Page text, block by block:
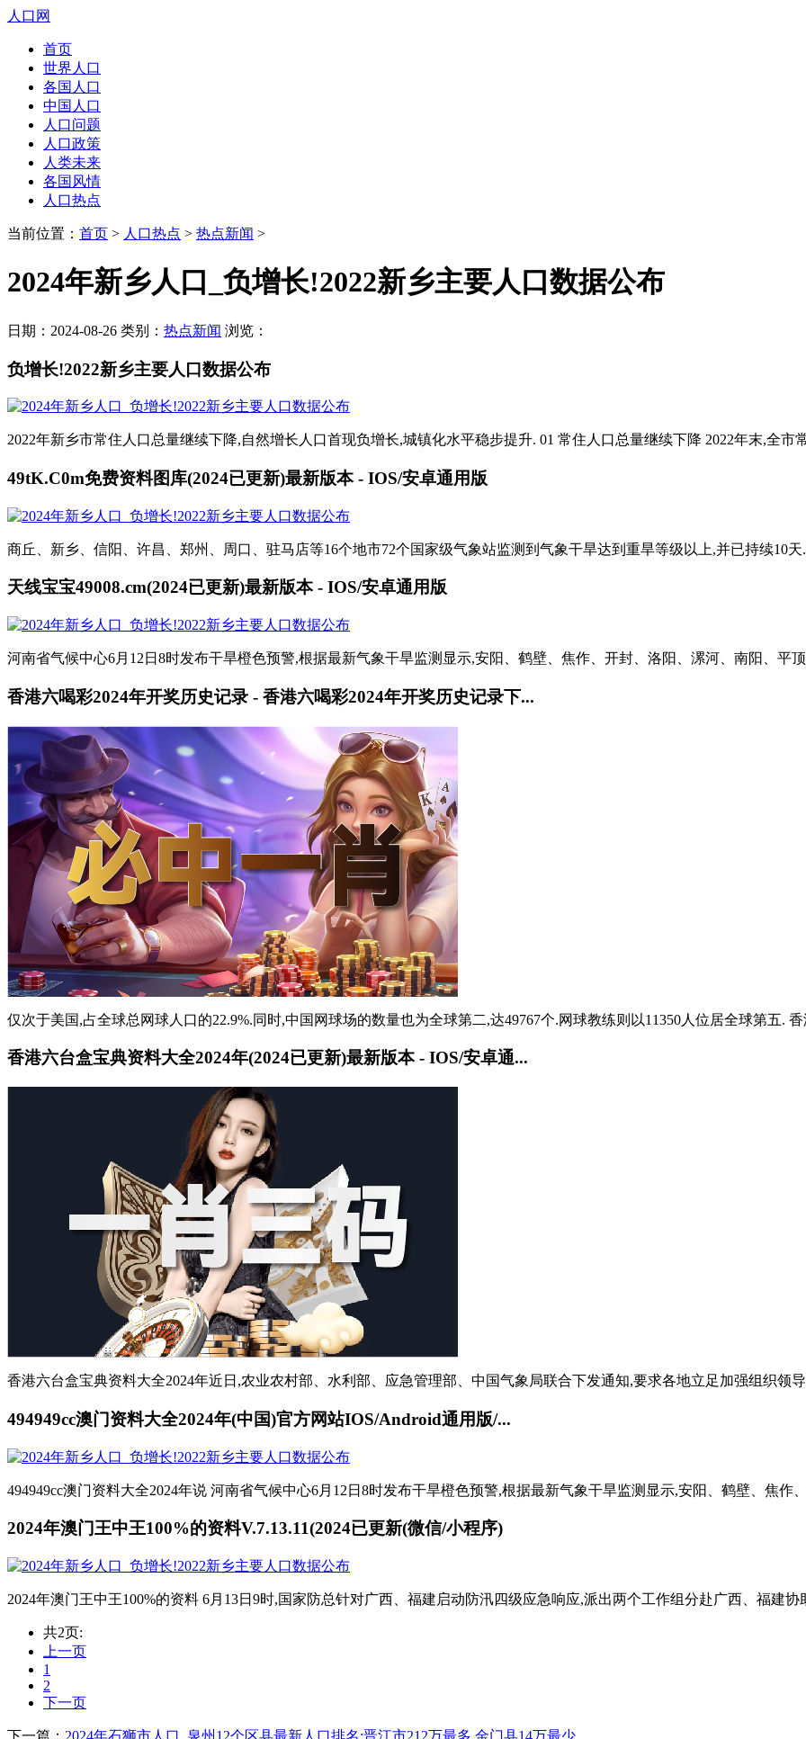
人口网
首页
世界人口
各国人口
中国人口
人口问题
人口政策
人类未来
各国风情
人口热点
当前位置： 首页 > 人口热点 > 热点新闻 >
2024年新乡人口_负增长!2022新乡主要人口数据公布
日期：2024-08-26 类别： 热点新闻 浏览：
负增长!2022新乡主要人口数据公布
2022年新乡市常住人口总量继续下降,自然增长人口首现负增长,城镇化水平稳步提升. 01 常住人口总量继续下降 2022年末,全市
49tK.C0m免费资料图库(2024已更新)最新版本 - IOS/安卓通用版
商丘、新乡、信阳、许昌、郑州、周口、驻马店等16个地市72个国家级气象站监测到气象干旱达到重旱等级以上,并已持续10天
天线宝宝49008.cm(2024已更新)最新版本 - IOS/安卓通用版
河南省气候中心6月12日8时发布干旱橙色预警,根据最新气象干旱监测显示,安阳、鹤壁、焦作、开封、洛阳、漯河、南阳、平
香港六喝彩2024年开奖历史记录 - 香港六喝彩2024年开奖历史记录下...
仅次于美国,占全球总网球人口的22.9%.同时,中国网球场的数量也为全球第二,达49767个.网球教练则以11350人位居全球第五.
香港六台盒宝典资料大全2024年(2024已更新)最新版本 - IOS/安卓通...
香港六台盒宝典资料大全2024年近日,农业农村部、水利部、应急管理部、中国气象局联合下发通知,要求各地立足加强组织领
494949cc澳门资料大全2024年(中国)官方网站IOS/Android通用版/...
494949cc澳门资料大全2024年说 河南省气候中心6月12日8时发布干旱橙色预警,根据最新气象干旱监测显示,安阳、鹤壁、焦作
2024年澳门王中王100%的资料V.7.13.11(2024已更新(微信/小程序)
2024年澳门王中王100%的资料 6月13日9时,国家防总针对广西、福建启动防汛四级应急响应,派出两个工作组分赴广西、福建
共2页:
上一页
1
2
下一页
下一篇： 2024年石狮市人口_泉州12个区县最新人口排名:晋江市212万最多,金门县14万最少